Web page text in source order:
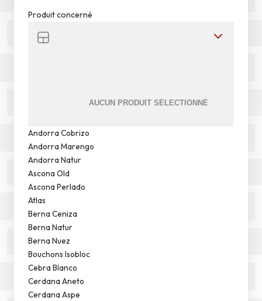
Produit concerné
Andorra Cobrizo
Andorra Marengo
Andorra Natur
Ascona Old
Ascona Perlado
Atlas
Berna Ceniza
Berna Natur
Berna Nuez
Bouchons Isobloc
Cebra Blanco
Cerdana Aneto
Cerdana Aspe